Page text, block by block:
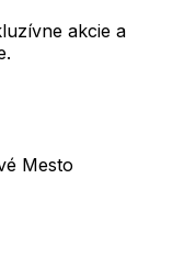
akcie a
Mesto